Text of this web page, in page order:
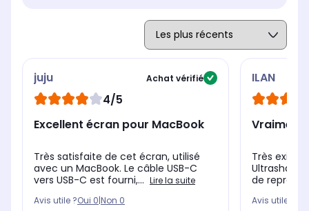
juju Achat vérifié
4/5
Excellent écran pour MacBook
Très satisfaite de cet écran, utilisé
avec un MacBook. Le câble USB-C
vers USB-C est fourni,... Lire la suite
Avis utile ?Oui 0 Non 0
ILAN
Vraiment
Très
Ultrasharp)
de
Avis utile ?